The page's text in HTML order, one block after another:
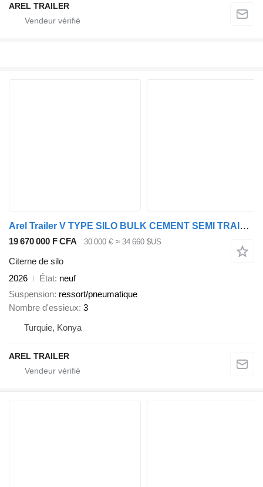
AREL TRAILER
Arel Trailer V TYPE SILO BULK CEMENT SEMI TRAILER
19 670 000 F CFA 30 000 € ≈ 34 660 $US
Citerne de silo
2026
État neuf
Suspension ressort/pneumatique
Nombre d'essieux 3
Turquie, Konya
AREL TRAILER